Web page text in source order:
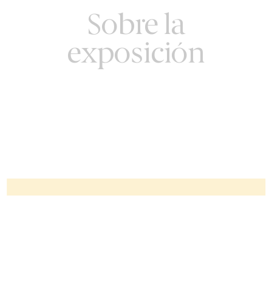
Sobre la
exposición